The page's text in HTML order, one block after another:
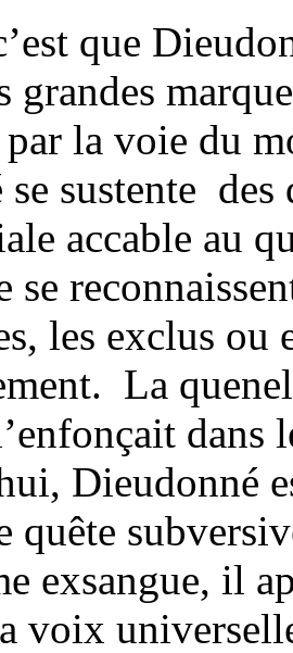
que
grandes
la voie du
sustente des
accable au
se
les exclus ou
La
dans
Dieudonné
quête
exsangue, il
voix